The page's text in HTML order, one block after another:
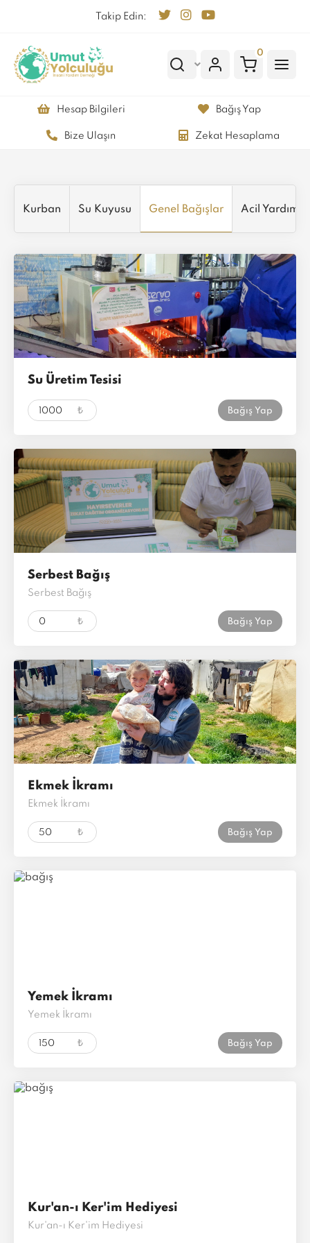
Takip Edin:
0
Hesap Bilgileri Bağış Yap
Bize Ulaşın Zekat Hesaplama
Kurban Su Kuyusu Genel Bağışlar Acil Yardım
Su Üretim Tesisi
₺ Bağış Yap
Serbest Bağış
Serbest Bağış
₺ Bağış Yap
Ekmek İkramı
Ekmek İkramı
₺ Bağış Yap
Yemek İkramı
Yemek İkramı
₺ Bağış Yap
Kur'an-ı Ker'im Hediyesi
Kur'an-ı Ker'im Hediyesi